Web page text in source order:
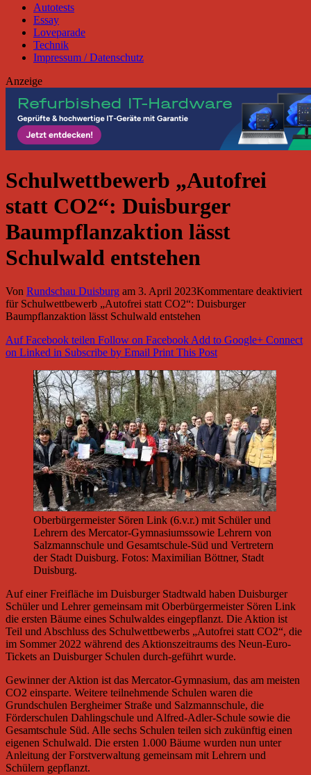
Autotests
Essay
Loveparade
Technik
Impressum / Datenschutz
Anzeige
Schulwettbewerb „Autofrei
statt CO2“: Duisburger
Baumpflanzaktion lässt
Schulwald entstehen
Von Rundschau Duisburg am 3. April 2023Kommentare deaktiviert
für Schulwettbewerb „Autofrei statt CO2“: Duisburger
Baumpflanzaktion lässt Schulwald entstehen
Auf Facebook teilen Follow on FacebookAdd to Google+ Connect
on Linked in Subscribe by Email Print This Post
Oberbürgermeister Sören Link (6.v.r.) mit Schüler und
Lehrern des Mercator-Gymnasiumssowie Lehrern von
Salzmannschule und Gesamtschule-Süd und Vertretern
der Stadt Duisburg. Fotos: Maximilian Böttner, Stadt
Duisburg.
Auf einer Freifläche im Duisburger Stadtwald haben Duisburger
Schüler und Lehrer gemeinsam mit Oberbürgermeister Sören Link
die ersten Bäume eines Schulwaldes eingepflanzt. Die Aktion ist
Teil und Abschluss des Schulwettbewerbs „Autofrei statt CO2“, die
im Sommer 2022 während des Aktionszeitraums des Neun-Euro-
Tickets an Duisburger Schulen durch-geführt wurde.
Gewinner der Aktion ist das Mercator-Gymnasium, das am meisten
CO2 einsparte. Weitere teilnehmende Schulen waren die
Grundschulen Bergheimer Straße und Salzmannschule, die
Förderschulen Dahlingschule und Alfred-Adler-Schule sowie die
Gesamtschule Süd. Alle sechs Schulen teilen sich zukünftig einen
eigenen Schulwald. Die ersten 1.000 Bäume wurden nun unter
Anleitung der Forstverwaltung gemeinsam mit Lehrern und
Schülern gepflanzt.